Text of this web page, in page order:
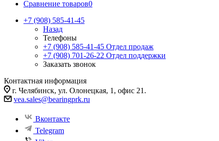
Сравнение товаров0
+7 (908) 585-41-45
Назад
Телефоны
+7 (908) 585-41-45 Отдел продаж
+7 (908) 701-26-22 Отдел поддержки
Заказать звонок
Контактная информация
г. Челябинск, ул. Олонецкая, 1, офис 21.
vea.sales@bearingprk.ru
Вконтакте
Telegram